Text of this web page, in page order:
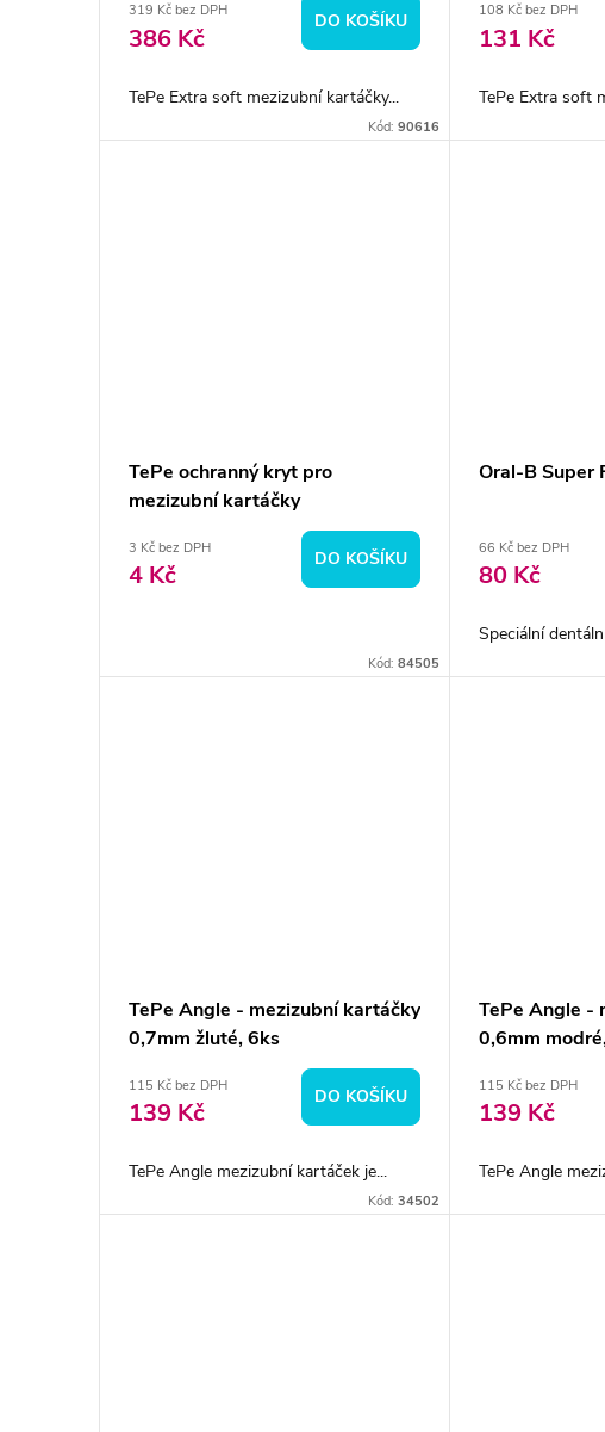
319 Kč bez DPH
386 Kč
DO KOŠÍKU
TePe Extra soft mezizubní kartáčky...
Kód:90616
108 Kč bez DPH
131 Kč
TePe Extra soft
TePe ochranný kryt pro
mezizubní kartáčky
3 Kč bez DPH
4 Kč
DO KOŠÍKU
Kód:84505
Oral-B Super
66 Kč bez DPH
80 Kč
Speciální
TePe Angle - mezizubní kartáčky
0,7mm žluté, 6ks
115 Kč bez DPH
139 Kč
DO KOŠÍKU
TePe Angle mezizubní kartáček je...
Kód:34502
TePe Angle -
0,6mm
115 Kč bez DPH
139 Kč
TePe Angle